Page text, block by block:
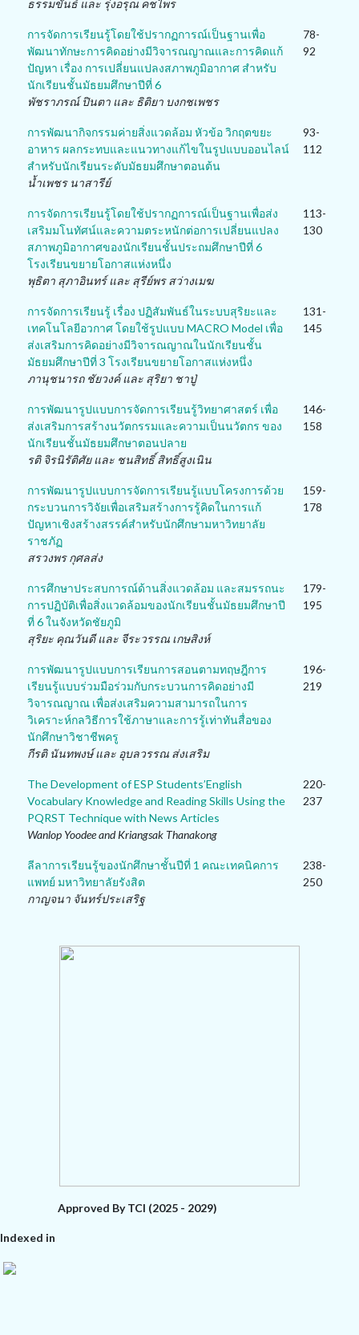
ธรรมขันธ์ และ รุ่งอรุณ คชไพร
การจัดการเรียนรู้โดยใช้ปรากฏการณ์เป็นฐานเพื่อ
พัฒนาทักษะการคิดอย่างมีวิจารณญาณและการคิดแก้
ปัญหา เรื่อง การเปลี่ยนแปลงสภาพภูมิอากาศ สำหรับ
นักเรียนชั้นมัธยมศึกษาปีที่ 6
พัชราภรณ์ ปินตา และ ธิติยา บงกชเพชร
78-
92
การพัฒนากิจกรรมค่ายสิ่งแวดล้อม หัวข้อ วิกฤตขยะ
อาหาร ผลกระทบและแนวทางแก้ไขในรูปแบบออนไลน์
สำหรับนักเรียนระดับมัธยมศึกษาตอนต้น
น้ำเพชร นาสารีย์
93-
112
การจัดการเรียนรู้โดยใช้ปรากฏการณ์เป็นฐานเพื่อส่ง
เสริมมโนทัศน์และความตระหนักต่อการเปลี่ยนแปลง
สภาพภูมิอากาศของนักเรียนชั้นประถมศึกษาปีที่ 6
โรงเรียนขยายโอกาสแห่งหนึ่ง
พุธิตา สุภาอินทร์ และ สุรีย์พร สว่างเมฆ
113-
130
การจัดการเรียนรู้ เรื่อง ปฏิสัมพันธ์ในระบบสุริยะและ
เทคโนโลยีอวกาศ โดยใช้รูปแบบ MACRO Model เพื่อ
ส่งเสริมการคิดอย่างมีวิจารณญาณในนักเรียนชั้น
มัธยมศึกษาปีที่ 3 โรงเรียนขยายโอกาสแห่งหนึ่ง
ภานุชนารถ ชัยวงค์ และ สุริยา ชาปู่
131-
145
การพัฒนารูปแบบการจัดการเรียนรู้วิทยาศาสตร์ เพื่อ
ส่งเสริมการสร้างนวัตกรรมและความเป็นนวัตกร ของ
นักเรียนชั้นมัธยมศึกษาตอนปลาย
รติ จิรนิรัติศัย และ ชนสิทธิ์ สิทธิ์สูงเนิน
146-
158
การพัฒนารูปแบบการจัดการเรียนรู้แบบโครงการด้วย
กระบวนการวิจัยเพื่อเสริมสร้างการรู้คิดในการแก้
ปัญหาเชิงสร้างสรรค์สำหรับนักศึกษามหาวิทยาลัย
ราชภัฏ
สรวงพร กุศลส่ง
159-
178
การศึกษาประสบการณ์ด้านสิ่งแวดล้อม และสมรรถนะ
การปฏิบัติเพื่อสิ่งแวดล้อมของนักเรียนชั้นมัธยมศึกษาปี
ที่ 6 ในจังหวัดชัยภูมิ
สุริยะ คุณวันดี และ จีระวรรณ เกษสิงห์
179-
195
การพัฒนารูปแบบการเรียนการสอนตามทฤษฎีการ
เรียนรู้แบบร่วมมือร่วมกับกระบวนการคิดอย่างมี
วิจารณญาณ เพื่อส่งเสริมความสามารถในการ
วิเคราะห์กลวิธีการใช้ภาษาและการรู้เท่าทันสื่อของ
นักศึกษาวิชาชีพครู
กีรติ นันทพงษ์ และ อุบลวรรณ ส่งเสริม
196-
219
The Development of ESP Students’English
Vocabulary Knowledge and Reading Skills Using the
PQRST Technique with News Articles
Wanlop Yoodee and Kriangsak Thanakong
220-
237
ลีลาการเรียนรู้ของนักศึกษาชั้นปีที่ 1 คณะเทคนิคการ
แพทย์ มหาวิทยาลัยรังสิต
กาญจนา จันทร์ประเสริฐ
238-
250
Approved By TCI (2025 - 2029)
Indexed in